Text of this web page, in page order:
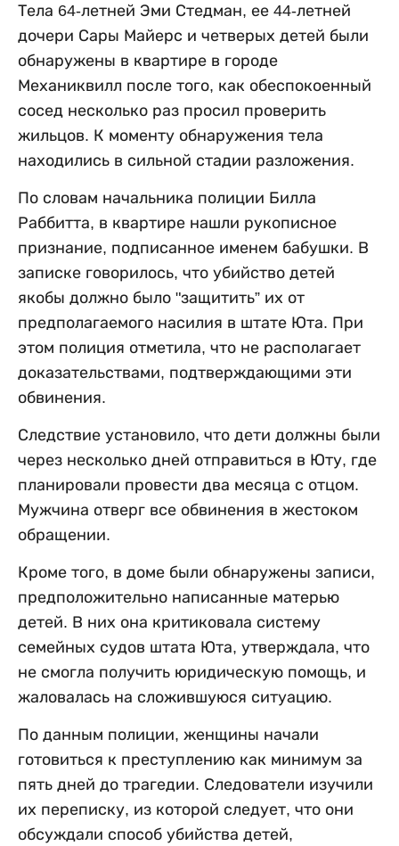
Тела 64-летней Эми Стедман, ее 44-летней
дочери Сары Майерс и четверых детей были
обнаружены в квартире в городе
Механиквилл после того, как обеспокоенный
сосед несколько раз просил проверить
жильцов. К моменту обнаружения тела
находились в сильной стадии разложения.
По словам начальника полиции Билла
Раббитта, в квартире нашли рукописное
признание, подписанное именем бабушки. В
записке говорилось, что убийство детей
якобы должно было "защитить” их от
предполагаемого насилия в штате Юта. При
этом полиция отметила, что не располагает
доказательствами, подтверждающими эти
обвинения.
Следствие установило, что дети должны были
через несколько дней отправиться в Юту, где
планировали провести два месяца с отцом.
Мужчина отверг все обвинения в жестоком
обращении.
Кроме того, в доме были обнаружены записи,
предположительно написанные матерью
детей. В них она критиковала систему
семейных судов штата Юта, утверждала, что
не смогла получить юридическую помощь, и
жаловалась на сложившуюся ситуацию.
По данным полиции, женщины начали
готовиться к преступлению как минимум за
пять дней до трагедии. Следователи изучили
их переписку, из которой следует, что они
обсуждали способ убийства детей,